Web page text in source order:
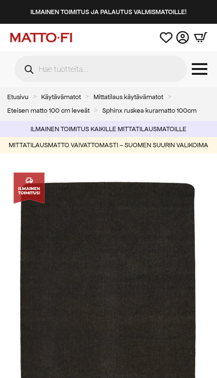
ILMAINEN TOIMITUS JA PALAUTUS VALMISMATOILLE!
search
Etusivu Käytävämatot
Mittatilaus käytävämatot
Eteisen matto 100 cm leveät
Sphinx ruskea kuramatto 100cm
ILMAINEN TOIMITUS KAIKILLE MITTATILAUSMATOILLE
MITTATILAUSMATTO VAIVATTOMASTI – SUOMEN SUURIN VALIKOIMA